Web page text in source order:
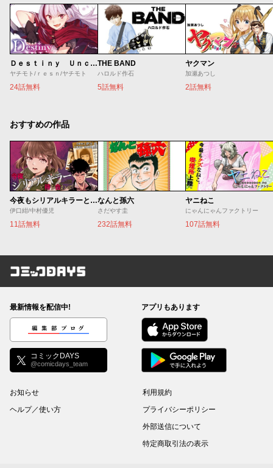
Ｄｅｓｔｉｎｙ Ｕｎｃｈａｉｎ Ｏｎｌｉｎｅ 吸血鬼少女となって、やがて『赤の魔王』と呼ばれるようになりました
ヤチモト/ｒｅｓｎ/ヤチモト
24話無料
THE BAND
ハロルド作石
5話無料
ヤクマン
加瀬あつし
2話無料
おすすめの作品
今夜もシリアルキラーと待ち合わせ
伊口紺/中村優児
11話無料
なんと孫六
さだやす圭
232話無料
ヤニねこ
にゃんにゃんファクトリー
107話無料
コミックDAYS
最新情報を配信中!
編集部ブログ
コミックDAYS
@comicdays_team
アプリもあります
お知らせ
ヘルプ／使い方
利用規約
プライバシーポリシー
外部送信について
特定商取引法の表示